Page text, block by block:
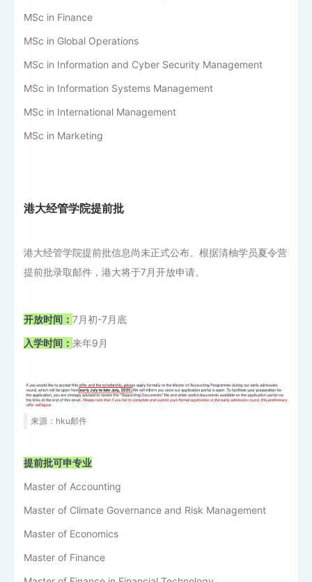
MSc in Finance
MSc in Global Operations
MSc in Information and Cyber Security Management
MSc in Information Systems Management
MSc in International Management
MSc in Marketing
港大经管学院提前批
港大经管学院提前批信息尚未正式公布。根据清柚学员夏令营
提前批录取邮件，港大将于7月开放申请。
开放时间： 7月初-7月底
入学时间： 来年9月
来源：hku邮件
提前批可申专业
Master of Accounting
Master of Climate Governance and Risk Management
Master of Economics
Master of Finance